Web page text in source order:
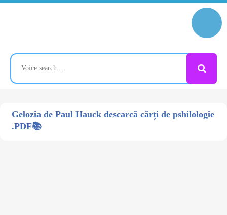
Gelozia de Paul Hauck descarcă cărți de pshilologie
.PDF📚